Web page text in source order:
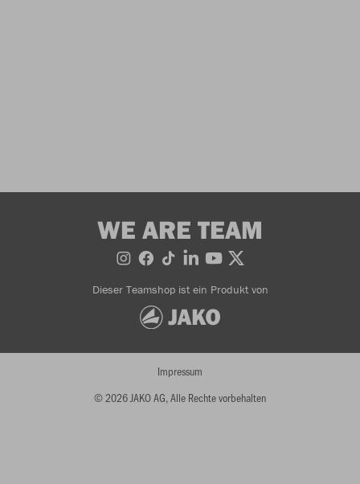
WE ARE TEAM
Dieser Teamshop ist ein Produkt von
© 2026 JAKO AG, Alle Rechte vorbehalten
Impressum